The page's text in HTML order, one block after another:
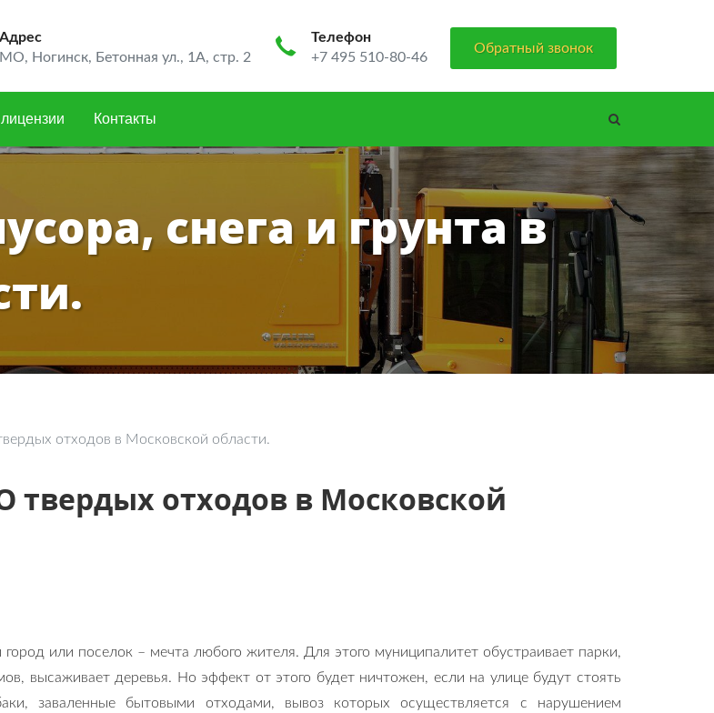
Обратный звонок
Адрес
МО, Ногинск, Бетонная ул., 1А, стр. 2
Телефон
+7 495 510-80-46
Контакты
снега и грунта в
отходов в Московской области.
твердых отходов в Московской
или поселок – мечта любого жителя. Для этого муниципалитет обустраивает парки,
высаживает деревья. Но эффект от этого будет ничтожен, если на улице будут стоять
заваленные бытовыми отходами, вывоз которых осуществляется с нарушением